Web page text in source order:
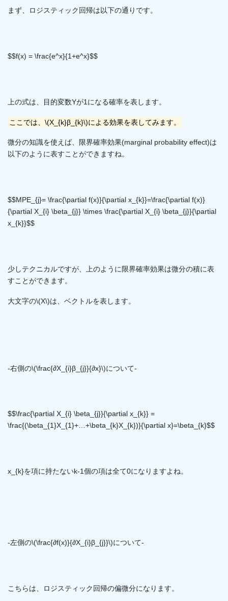
まず、ロジスティック回帰は以下の通りです。
$$f(x) = \frac{e^x}{1+e^x}$$
上の式は、目的変数Yが1になる確率を表します。
ここでは、\(X_{k}β_{k}\)による効果を表してみます。
微分の知識を使えば、限界確率効果(marginal probability effect)は
以下のように表すことができますね。
$$MPE_{j}= \frac{\partial f(x)}{\partial x_{k}}=\frac{\partial f(x)}
{\partial X_{i} \beta_{j}} \times \frac{\partial X_{i} \beta_{j}}{\partial
x_{k}}$$
少しテクニカルですが、上のように限界確率効果は微分の積に表
すことができます。
大文字の\(X\)は、ベクトルを表します。
-右側の\(\frac{∂X_{i}β_{j}}{∂x}\)について-
$$\frac{\partial X_{i} \beta_{j}}{\partial x_{k}} =
\frac{(\beta_{1}X_{1}+…+\beta_{k}X_{k})}{\partial x}=\beta_{k}$$
x_{k}を項に持たないk-1個の項は全て0になりますよね。
-左側の\(\frac{∂f(x)}{∂X_{i}β_{j}}\)について-
こちらは、ロジスティック回帰の偏微分になります。